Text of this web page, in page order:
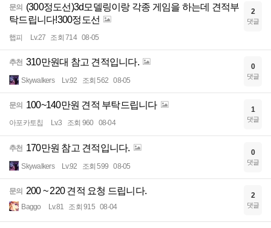
문의
(300정도선)3d모델링이랑 각종 게임을 하는데 견적부
탁드립니다!300정도선
햅피 Lv.27 조회 714 08-05
2
댓글
추천 310만원대 참고 견적입니다.
Skywalkers Lv.92 조회 562 08-05
0
댓글
문의 100~140만원 견적 부탁드립니다
아포카토칩 Lv.3 조회 960 08-04
1
댓글
추천 170만원 참고 견적입니다.
Skywalkers Lv.92 조회 599 08-05
0
댓글
문의 200 ~ 220 견적 요청 드립니다.
Baggo Lv.81 조회 915 08-04
2
댓글